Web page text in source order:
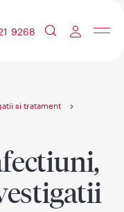
9268
si tratament